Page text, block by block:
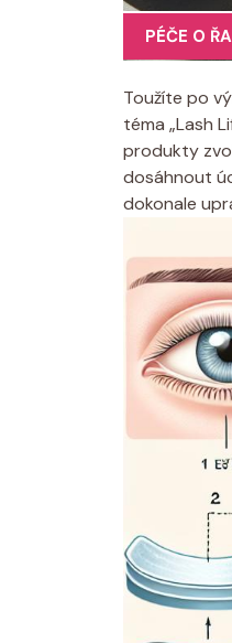
PÉČE O
Toužíte po
téma „Lash
produkty
dosáhnout
dokonale